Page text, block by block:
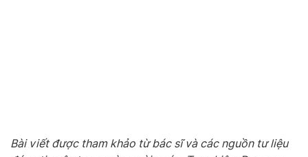
Bài viết được tham khảo từ bác sĩ và các nguồn tư liệu